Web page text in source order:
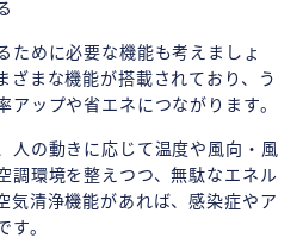
ために必要な機能も考えましょ
ざまな機能が搭載されており、う
ップや省エネにつながります。
人の動きに応じて温度や風向・風
調環境を整えつつ、無駄なエネル
気清浄機能があれば、感染症やア
。